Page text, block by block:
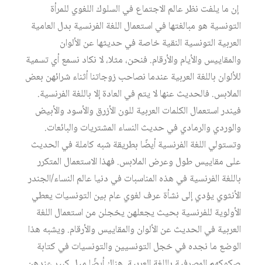
إن ما يلفت نظر عالم الاجتماع في السلوك اللغوي للمرأة
التونسية هو مبالغتها في استعمال اللغة الفرنسية بدل العامية
العربية التونسية النقية خاصة في حديثها عن الألوان
والمقاييس والأيام والأرقام. فنحن، مثلا، لا نكاد نسمع أي تسمية
للألوان باللغة العربية عندما نصاحب زوجاتنا أثناء شرائهن بعض
الملابس. فالحديث عنها لا يتم في العادة إلا باللغة الفرنسية.
فيندر استعمال الكلمات العربية للون الأزرق والأسود والأبيض
والوردي والرمادي في حديث النساء المشتريات والبائعات.
وتستولي اللغة الفرنسية أيضًا بطريقة شبه كاملة في الحديث
على مقاييس طول وعرض الملابس. فهذا الاستعمال المتكرر
باللغة الفرنسية في هذه المناسبات في دنيا عالم النساء/الجندر
الأنثوي يؤدي إلى نشأة عرف لغوي عام بين التونسيات يعطي
الأولوية للفرنسية بحيث يجعلهن يخجلن من استعمال اللغة
العربية في الحديث عن الألوان والمقاييس والأرقام. ويشبه هذا
الوضع ما نجده في خجل التونسيين والتونسيات في كتابة